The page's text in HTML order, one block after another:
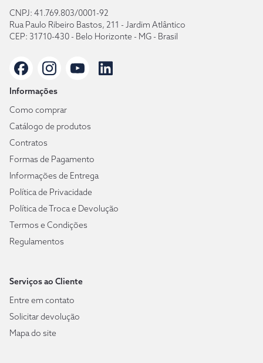
CNPJ: 41.769.803/0001-92
Rua Paulo Ribeiro Bastos, 211 - Jardim Atlântico
CEP: 31710-430 - Belo Horizonte - MG - Brasil
Informações
Como comprar
Catálogo de produtos
Contratos
Formas de Pagamento
Informações de Entrega
Política de Privacidade
Política de Troca e Devolução
Termos e Condições
Regulamentos
Serviços ao Cliente
Entre em contato
Solicitar devolução
Mapa do site